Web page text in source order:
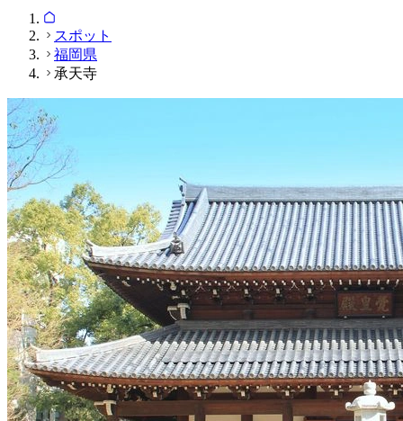
スポット
福岡県
承天寺